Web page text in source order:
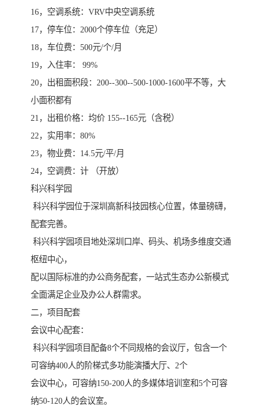
16，空调系统：VRV中央空调系统
17，停车位：2000个停车位（充足）
18，车位费：500元/个/月
19，入住率： 99%
20，出租面积段：200--300--500-1000-1600平不等，大
小面积都有
21，出租价格：均价 155--165元（含税）
22，实用率：80%
23，物业费：14.5元/平/月
24，空调费：计 （开放）
科兴科学园
科兴科学园位于深圳高新科技园核心位置，体量磅礴，
配套完善。
科兴科学园项目地处深圳口岸、码头、机场多维度交通
枢纽中心，
配以国际标准的办公商务配套，一站式生态办公新模式
全面满足企业及办公人群需求。
二，项目配套
会议中心配套：
科兴科学园项目配备8个不同规格的会议厅，包含一个
可容纳400人的阶梯式多功能演播大厅、2个
会议中心，可容纳150-200人的多媒体培训室和5个可容
纳50-120人的会议室。